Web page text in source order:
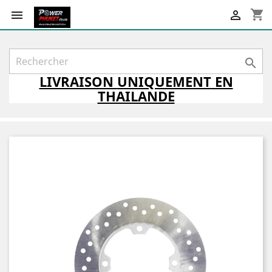
 shopping_cart


LIVRAISON UNIQUEMENTEN
THAILANDE